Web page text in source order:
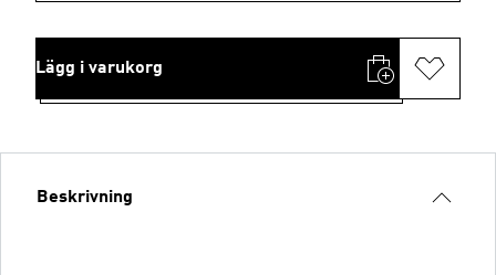
Lägg i varukorg
Beskrivning